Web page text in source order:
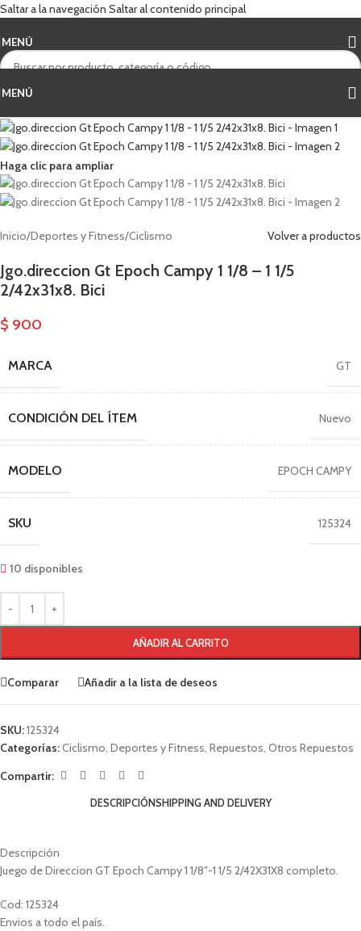
Saltar a la navegación Saltar al contenido principal
MENÚ
MENÚ
Haga clic para ampliar
Inicio/Deportes y Fitness/Ciclismo Volver a productos
Jgo.direccion Gt Epoch Campy 1 1/8 – 1 1/5
2/42x31x8. Bici
$ 900
MARCA GT
CONDICIÓN DEL ÍTEM Nuevo
MODELO EPOCH CAMPY
SKU 125324
10 disponibles
AÑADIR AL CARRITO
Comparar Añadir a la lista de deseos
SKU:125324
Categorías:Ciclismo, Deportes y Fitness, Repuestos, Otros Repuestos
Compartir:
DESCRIPCIÓNSHIPPING AND DELIVERY
Descripción
Juego de Direccion GT Epoch Campy 1 1/8″-1 1/5 2/42X31X8 completo.
Cod: 125324
Envios a todo el país.